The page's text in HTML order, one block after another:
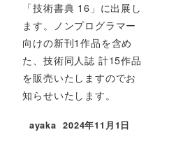
「技術書典 16」に出展し
ます。ノンプログラマー
向けの新刊1作品を含め
た、技術同人誌 計15作品
を販売いたしますのでお
知らせいたします。
ayaka
投稿日
2024年11月1日